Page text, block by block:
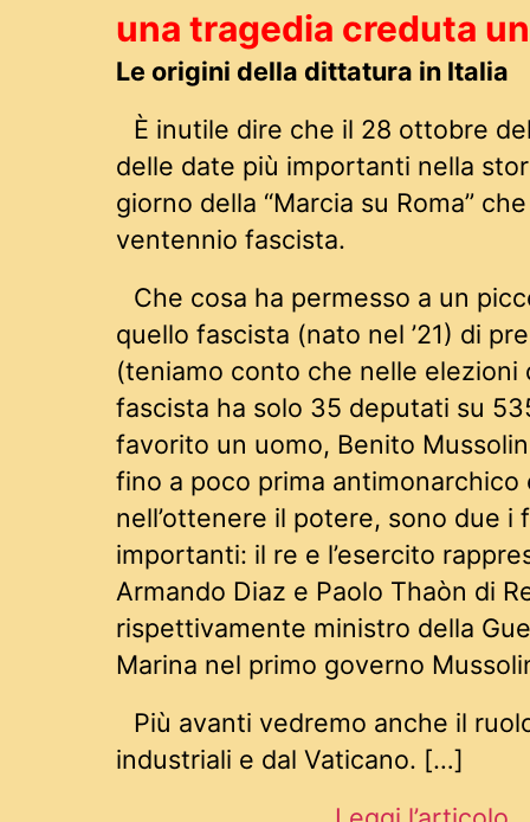
una tragedia creduta
Le origini della dittatura in Italia
È inutile dire che il 28 ottobre
delle date più importanti nella
giorno della “Marcia su Roma”
ventennio fascista.
Che cosa ha permesso a un
quello fascista (nato nel ’21) di
(teniamo conto che nelle elezioni
fascista ha solo 35 deputati su
favorito un uomo, Benito
fino a poco prima antimonarchico
nell’ottenere il potere, sono due i
importanti: il re e l’esercito
Armando Diaz e Paolo Thaòn di
rispettivamente ministro della
Marina nel primo governo
Più avanti vedremo anche il
industriali e dal Vaticano. […]